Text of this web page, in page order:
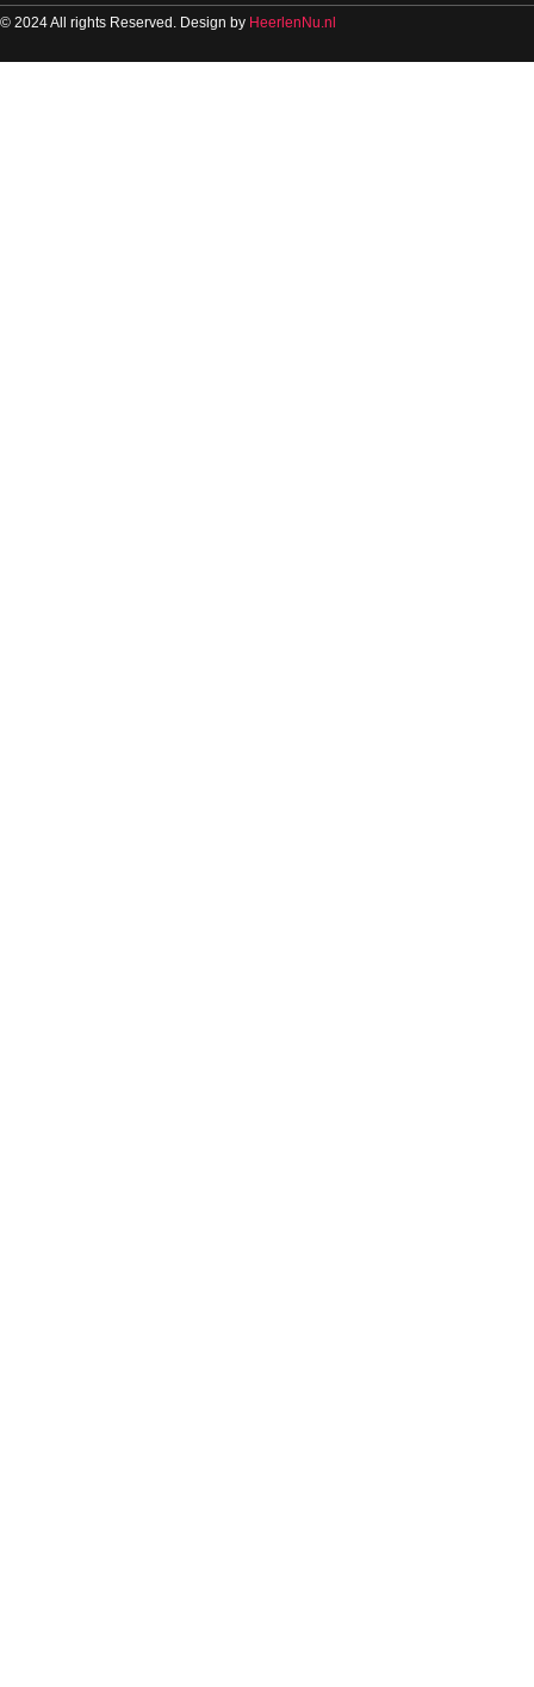
© 2024 All rights Reserved. Design by HeerlenNu.nl